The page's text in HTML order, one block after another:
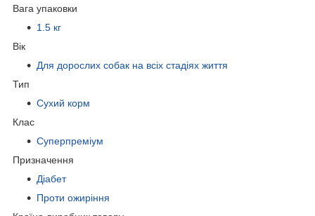
Вага упаковки
1.5 кг
Вік
Для дорослих собак на всіх стадіях життя
Тип
Сухий корм
Клас
Суперпреміум
Призначення
Діабет
Проти ожиріння